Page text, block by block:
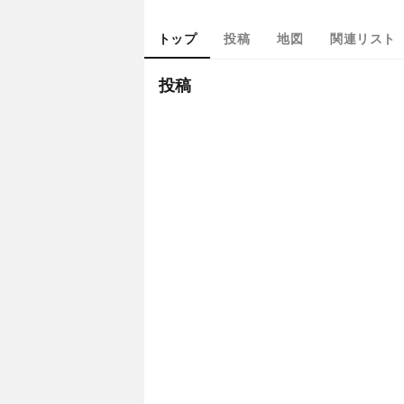
トップ 投稿 地図 関連リスト
投稿